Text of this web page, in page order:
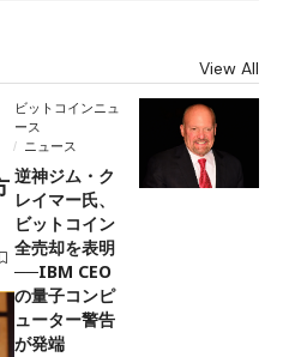
View All
ビットコインニュ
ース
ニュース
逆神ジム・ク
レイマー氏、
ビットコイン
全売却を表明
──IBM CEO
の量子コンピ
ューター警告
が発端